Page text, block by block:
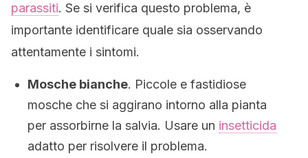
parassiti. Se si verifica questo problema, è
importante identificare quale sia osservando
attentamente i sintomi.
Mosche bianche. Piccole e fastidiose
mosche che si aggirano intorno alla pianta
per assorbirne la salvia. Usare un insetticida
adatto per risolvere il problema.